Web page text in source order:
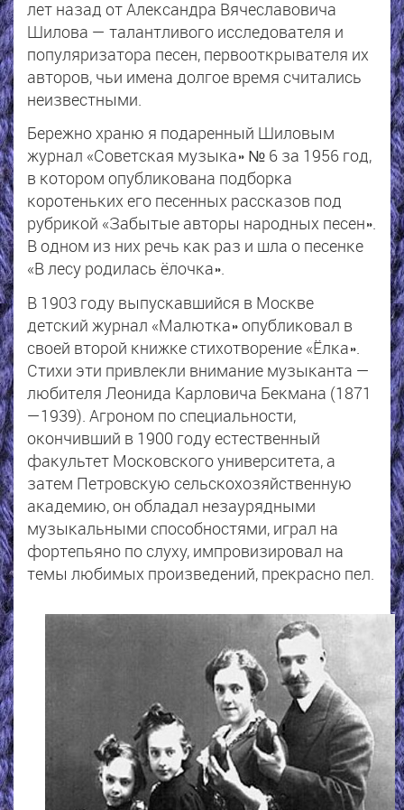
лет назад от Александра Вячеславовича
Шилова — талантливого исследователя и
популяризатора песен, первооткрывателя их
авторов, чьи имена долгое время считались
неизвестными.
Бережно храню я подаренный Шиловым
журнал «Советская музыка» № 6 за 1956 год,
в котором опубликована подборка
коротеньких его песенных рассказов под
рубрикой «Забытые авторы народных песен».
В одном из них речь как раз и шла о песенке
«В лесу родилась ёлочка».
В 1903 году выпускавшийся в Москве
детский журнал «Малютка» опубликовал в
своей второй книжке стихотворение «Ёлка».
Стихи эти привлекли внимание музыканта —
любителя Леонида Карловича Бекмана (1871
—1939). Агроном по специальности,
окончивший в 1900 году естественный
факультет Московского университета, а
затем Петровскую сельскохозяйственную
академию, он обладал незаурядными
музыкальными способностями, играл на
фортепьяно по слуху, импровизировал на
темы любимых произведений, прекрасно пел.